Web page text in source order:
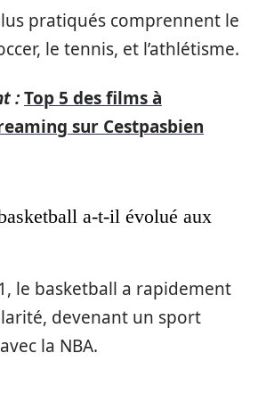
pratiqués comprennent le
le tennis, et l’athlétisme.
:Top 5 des films à
sur Cestpasbien
a-t-il évolué aux
le basketball a rapidement
devenant un sport
la NBA.